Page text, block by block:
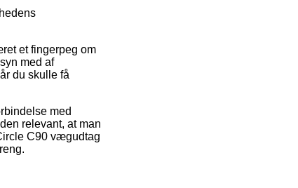
et fingerpeg om
med af
du skulle få
med
relevant, at man
C90 vægudtag